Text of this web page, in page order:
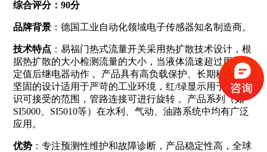
综合评分：90分
品牌背景：德国工业自动化领域电子传感器知名制造商。
技术特点 ：易福门热式流量开关采用热扩散技术设计，根
据热扩散的大小检测流量的大小，当液体流速超过用户设
定值后继电器动作 。产品具有高负载保护、长期稳定性，
坚固的设计适用于严苛的工业环境，红/绿显示用于明确标
识可接受的范围，管路连接可进行旋转 。产品系列（如
SI5000、SI5010等）在水利、气动、油路系统中均有广泛
应用。
优势：专注预测性维护和故障诊断，产品稳定性高，全球